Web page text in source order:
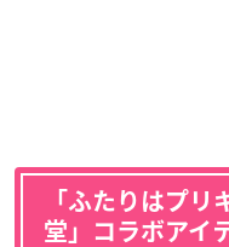
「ふたりはプ
堂」コラボアイ